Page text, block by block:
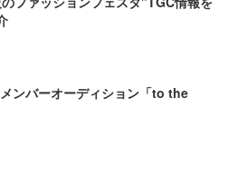
ンバーオーディション「to the